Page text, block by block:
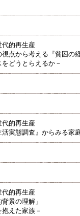
代的再生産
視点から考える『貧困の
どうとらえるか－
代的再生産
活実態調査』からみ
代的再生産
背景の理解」
えた家族－